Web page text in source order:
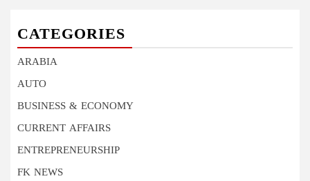
CATEGORIES
ARABIA
AUTO
BUSINESS & ECONOMY
CURRENT AFFAIRS
ENTREPRENEURSHIP
FK NEWS